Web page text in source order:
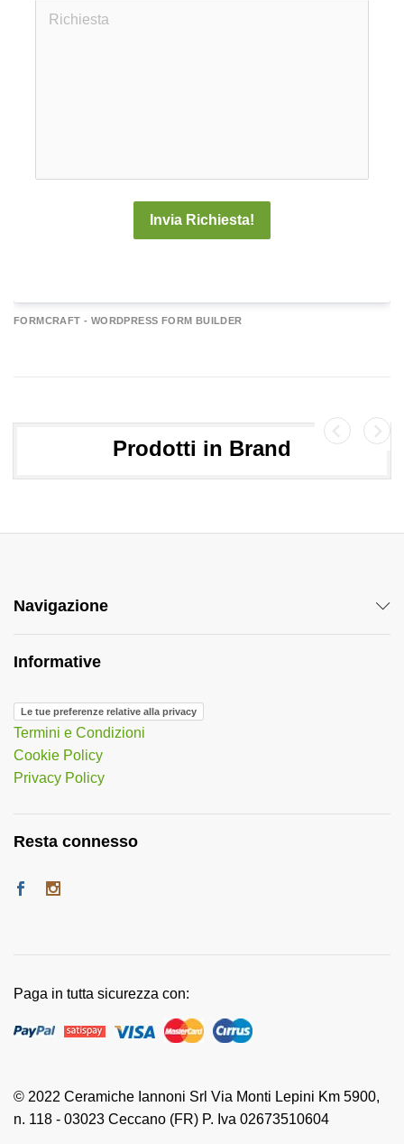
Invia Richiesta!
FORMCRAFT - WORDPRESS FORM BUILDER
Prodotti in Brand
Navigazione
Informative
Le tue preferenze relative alla privacy
Termini e Condizioni
Cookie Policy
Privacy Policy
Resta connesso
© 2022 Ceramiche Iannoni Srl Via Monti Lepini Km 5900,
n. 118 - 03023 Ceccano (FR) P. Iva 02673510604
Paga in tutta sicurezza con: